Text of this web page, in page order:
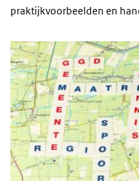
praktijkvoorbeelden en
Overzicht